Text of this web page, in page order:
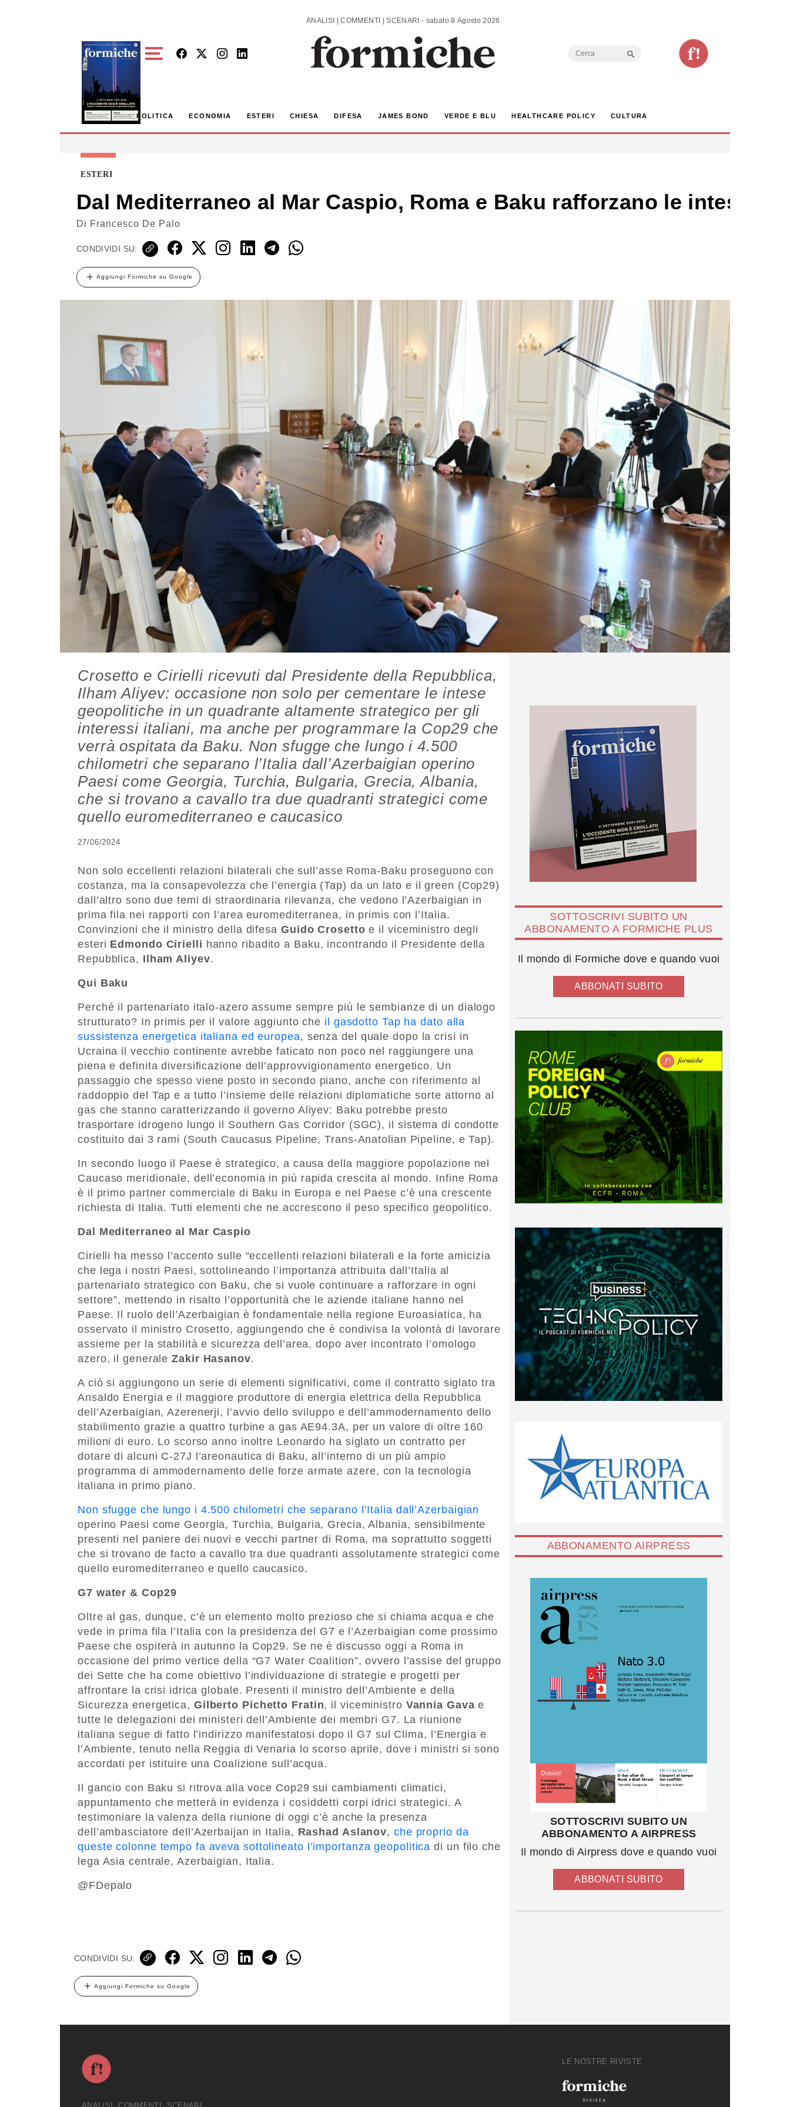
ANALISI | COMMENTI | SCENARI - sabato 8 Agosto 2026
Search
POLITICA ECONOMIA ESTERI CHIESA DIFESA JAMES BOND VERDE E BLU HEALTHCARE POLICY CULTURA
ESTERI
Dal Mediterraneo al Mar Caspio, Roma e Baku rafforzano le intese
Di Francesco De Palo
CONDIVIDI SU:
Aggiungi Formiche su Google
Crosetto e Cirielli ricevuti dal Presidente della Repubblica,
Ilham Aliyev: occasione non solo per cementare le intese
geopolitiche in un quadrante altamente strategico per gli
interessi italiani, ma anche per programmare la Cop29 che
verrà ospitata da Baku. Non sfugge che lungo i 4.500
chilometri che separano l’Italia dall’Azerbaigian operino
Paesi come Georgia, Turchia, Bulgaria, Grecia, Albania,
che si trovano a cavallo tra due quadranti strategici come
quello euromediterraneo e caucasico
27/06/2024
Non solo eccellenti relazioni bilaterali che sull’asse Roma-Baku proseguono con
costanza, ma la consapevolezza che l’energia (Tap) da un lato e il green (Cop29)
dall’altro sono due temi di straordinaria rilevanza, che vedono l’Azerbaigian in
prima fila nei rapporti con l’area euromediterranea, in primis con l’Italia.
Convinzioni che il ministro della difesa Guido Crosetto e il viceministro degli
esteri Edmondo Cirielli hanno ribadito a Baku, incontrando il Presidente della
Repubblica, Ilham Aliyev.
Qui Baku
Perché il partenariato italo-azero assume sempre più le sembianze di un dialogo
strutturato? In primis per il valore aggiunto che il gasdotto Tap ha dato alla
sussistenza energetica italiana ed europea, senza del quale dopo la crisi in
Ucraina il vecchio continente avrebbe faticato non poco nel raggiungere una
piena e definita diversificazione dell’approvvigionamento energetico. Un
passaggio che spesso viene posto in secondo piano, anche con riferimento al
raddoppio del Tap e a tutto l’insieme delle relazioni diplomatiche sorte attorno al
gas che stanno caratterizzando il governo Aliyev: Baku potrebbe presto
trasportare idrogeno lungo il Southern Gas Corridor (SGC), il sistema di condotte
costituito dai 3 rami (South Caucasus Pipeline, Trans-Anatolian Pipeline, e Tap).
In secondo luogo il Paese è strategico, a causa della maggiore popolazione nel
Caucaso meridionale, dell’economia in più rapida crescita al mondo. Infine Roma
è il primo partner commerciale di Baku in Europa e nel Paese c’è una crescente
richiesta di Italia. Tutti elementi che ne accrescono il peso specifico geopolitico.
Dal Mediterraneo al Mar Caspio
Cirielli ha messo l’accento sulle “eccellenti relazioni bilaterali e la forte amicizia
che lega i nostri Paesi, sottolineando l’importanza attribuita dall’Italia al
partenariato strategico con Baku, che si vuole continuare a rafforzare in ogni
settore”, mettendo in risalto l’opportunità che le aziende italiane hanno nel
Paese. Il ruolo dell’Azerbaigian è fondamentale nella regione Euroasiatica, ha
osservato il ministro Crosetto, aggiungendo che è condivisa la volontà di lavorare
assieme per la stabilità e sicurezza dell’area, dopo aver incontrato l’omologo
azero, il generaleZakir Hasanov.
A ciò si aggiungono un serie di elementi significativi, come il contratto siglato tra
Ansaldo Energia e il maggiore produttore di energia elettrica della Repubblica
dell’Azerbaigian, Azerenerji, l’avvio dello sviluppo e dell’ammodernamento dello
stabilimento grazie a quattro turbine a gas AE94.3A, per un valore di oltre 160
milioni di euro. Lo scorso anno inoltre Leonardo ha siglato un contratto per
dotare di alcuni C-27J l’areonautica di Baku, all’interno di un più ampio
programma di ammodernamento delle forze armate azere, con la tecnologia
italiana in primo piano.
Non sfugge che lungo i 4.500 chilometri che separano l’Italia dall’Azerbaigian
operino Paesi come Georgia, Turchia, Bulgaria, Grecia, Albania, sensibilmente
presenti nel paniere dei nuovi e vecchi partner di Roma, ma soprattutto soggetti
che si trovano de facto a cavallo tra due quadranti assolutamente strategici come
quello euromediterraneo e quello caucasico.
G7 water & Cop29
Oltre al gas, dunque, c’è un elemento molto prezioso che si chiama acqua e che
vede in prima fila l’Italia con la presidenza del G7 e l’Azerbaigian come prossimo
Paese che ospiterà in autunno la Cop29. Se ne è discusso oggi a Roma in
occasione del primo vertice della “G7 Water Coalition”, ovvero l’assise del gruppo
dei Sette che ha come obiettivo l’individuazione di strategie e progetti per
affrontare la crisi idrica globale. Presenti il ministro dell’Ambiente e della
Sicurezza energetica, Gilberto Pichetto Fratin, il viceministro Vannia Gava e
tutte le delegazioni dei ministeri dell’Ambiente dei membri G7. La riunione
italiana segue di fatto l’indirizzo manifestatosi dopo il G7 sul Clima, l’Energia e
l’Ambiente, tenuto nella Reggia di Venaria lo scorso aprile, dove i ministri si sono
accordati per istituire una Coalizione sull’acqua.
Il gancio con Baku si ritrova alla voce Cop29 sui cambiamenti climatici,
appuntamento che metterà in evidenza i cosiddetti corpi idrici strategici. A
testimoniare la valenza della riunione di oggi c’è anche la presenza
dell’ambasciatore dell’Azerbaijan in Italia, Rashad Aslanov, che proprio da
queste colonne tempo fa aveva sottolineato l’importanza geopolitica di un filo che
lega Asia centrale, Azerbaigian, Italia.
@FDepalo
CONDIVIDI SU:
Aggiungi Formiche su Google
SOTTOSCRIVI SUBITO UN
ABBONAMENTO A FORMICHE PLUS
Il mondo di Formiche dove e quando vuoi
ABBONATI SUBITO
ABBONAMENTO AIRPRESS
SOTTOSCRIVI SUBITO UN
ABBONAMENTO A AIRPRESS
Il mondo di Airpress dove e quando vuoi
ABBONATI SUBITO
LE NOSTRE RIVISTE